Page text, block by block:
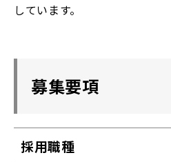
しています。
募集要項
採用職種